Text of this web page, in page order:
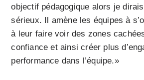
objectif pédagogique alors je
sérieux. Il amène les équipes à
à leur faire voir des zones
confiance et ainsi créer plus
performance dans l’équipe.»